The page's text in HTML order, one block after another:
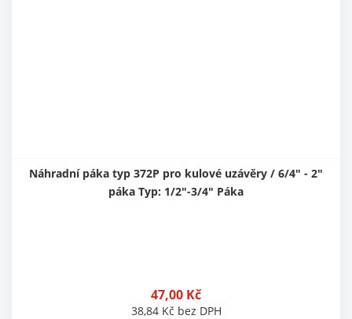
Náhradní páka typ 372P pro kulové uzávěry / 6/4" - 2"
páka Typ: 1/2"-3/4" Páka
47,00 Kč
38,84 Kč bez DPH